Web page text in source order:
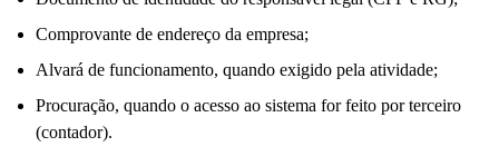
Comprovante de endereço da empresa;
Alvará de funcionamento, quando exigido pela atividade;
Procuração, quando o acesso ao sistema for feito por terceiro
(contador).